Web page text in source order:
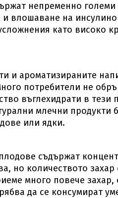
непременно големи
влошаване на
като високо
и ароматизираните
потребители не
въглехидрати в тези
млечни продукти
или ядки.
съдържат
но количеството
много повече захар,
да се консумират